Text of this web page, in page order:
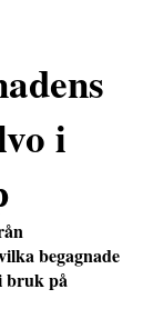
i
begagnade
bruk på